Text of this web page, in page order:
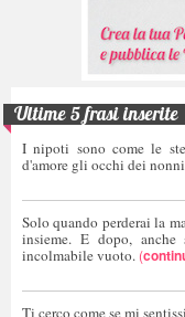
Ultime 5 frasi inserite
I nipoti sono come le
d'amore gli occhi dei
Solo quando perderai la
insieme. E dopo,
incolmabile vuoto. (
Ti cerco come se mi